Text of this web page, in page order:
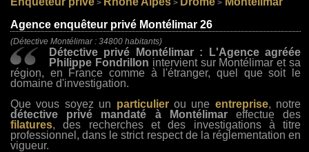
> > >
Agence enquêteur privé Montélimar 26
(Détective Montélimar : 34800 habitants)
Détective privé Montélimar : L'Agence agréée
Philippe Fondrillon intervient sur Montélimar et sa
région, en France comme à l'étranger, quel que soit le
domaine d'investigation.
Que vous soyez un particulierou une entreprise, notre
détective privé mandaté à Montélimareffectue des
filatures, des recherches et des investigations à titre
professionnel, dans le strict respect de la réglementation en
vigueur.